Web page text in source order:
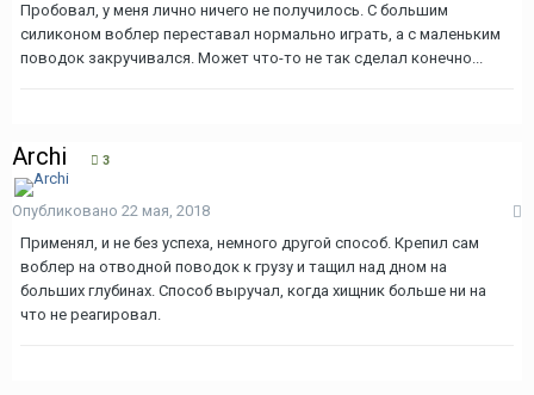
Пробовал, у меня лично ничего не получилось. С большим
силиконом воблер переставал нормально играть, а с маленьким
поводок закручивался. Может что-то не так сделал конечно...
Archi 3
Опубликовано 22 мая, 2018
Применял, и не без успеха, немного другой способ. Крепил сам
воблер на отводной поводок к грузу и тащил над дном на
больших глубинах. Способ выручал, когда хищник больше ни на
что не реагировал.